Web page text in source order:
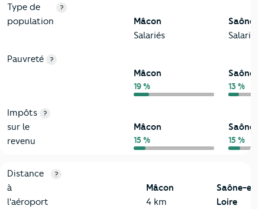
Type de
population
?
Mâcon
Salariés
Saône-
Salariés
Pauvreté ?
Mâcon
19 %
Saône-
13 %
Impôts
sur le
revenu
?
Mâcon
15 %
Saône-
15 %
3-Environnement
Critères Mâcon
Distance
à
l'aéroport
?
Mâcon
4 km
Saône-et-
Loire